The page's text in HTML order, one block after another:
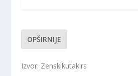
OPŠIRNIJE
Izvor: Zenskikutak.rs